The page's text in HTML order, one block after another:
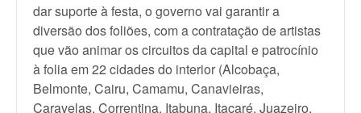
dar suporte à festa, o governo vai garantir a
diversão dos foliões, com a contratação de artistas
que vão animar os circuitos da capital e patrocínio
à folia em 22 cidades do interior (Alcobaça,
Belmonte, Cairu, Camamu, Canavieiras,
Caravelas, Correntina, Itabuna, Itacaré, Juazeiro,